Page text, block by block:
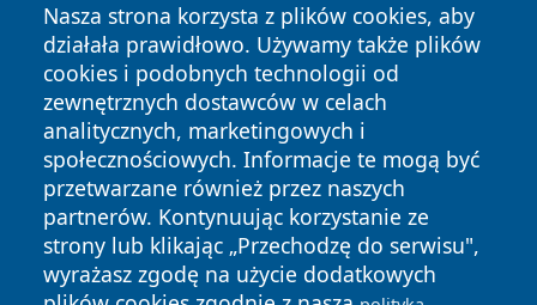
Nasza strona korzysta z plików cookies, aby
działała prawidłowo. Używamy także plików
cookies i podobnych technologii od
zewnętrznych dostawców w celach
analitycznych, marketingowych i
społecznościowych. Informacje te mogą być
przetwarzane również przez naszych
partnerów. Kontynuując korzystanie ze
strony lub klikając „Przechodzę do serwisu",
wyrażasz zgodę na użycie dodatkowych
Copyright © 2026 portalzielonagora.pl Wszystkie prawa
zastrzeżone.
News Autorzy
Polityka
Prywatności
Polityka
Cookies